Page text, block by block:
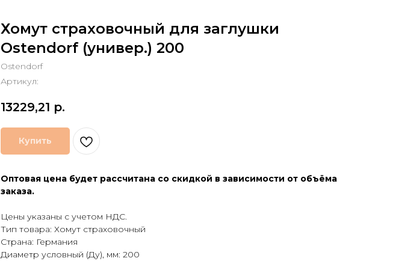
Хомут страховочный для заглушки
Ostendorf (универ.) 200
Ostendorf
Артикул:
13229,21 р.
Купить
Оптовая цена будет рассчитана со скидкой в зависимости от объёма
заказа.
Цены указаны с учетом НДС.
Тип товара: Хомут страховочный
Страна: Германия
Диаметр условный (Ду), мм: 200